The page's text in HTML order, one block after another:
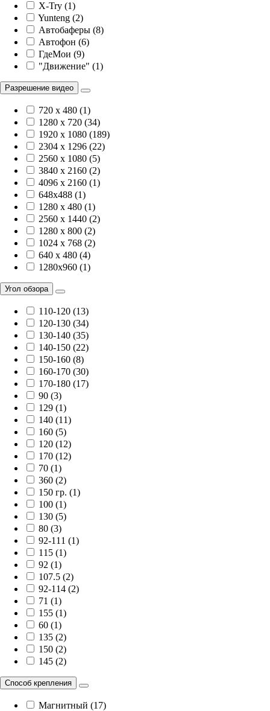
X-Try (1)
Yunteng (2)
Автобаферы (8)
Автофон (6)
ГдеМои (9)
"Движение" (1)
Разрешение видео
720 x 480 (1)
1280 x 720 (34)
1920 х 1080 (189)
2304 x 1296 (22)
2560 x 1080 (5)
3840 х 2160 (2)
4096 х 2160 (1)
648x488 (1)
1280 x 480 (1)
2560 x 1440 (2)
1280 x 800 (2)
1024 x 768 (2)
640 x 480 (4)
1280x960 (1)
Угол обзора
110-120 (13)
120-130 (34)
130-140 (35)
140-150 (22)
150-160 (8)
160-170 (30)
170-180 (17)
90 (3)
129 (1)
140 (11)
160 (5)
120 (12)
170 (12)
70 (1)
360 (2)
150 гр. (1)
100 (1)
130 (5)
80 (3)
92-111 (1)
115 (1)
92 (1)
107.5 (2)
92-114 (2)
71 (1)
155 (1)
60 (1)
135 (2)
150 (2)
145 (2)
Способ крепления
Магнитный (17)